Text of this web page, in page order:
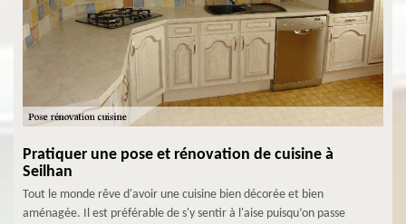
Pratiquer une pose et rénovation de cuisine à
Seilhan
Tout le monde rêve d'avoir une cuisine bien décorée et bien
aménagée. Il est préférable de s'y sentir à l'aise puisqu’on passe